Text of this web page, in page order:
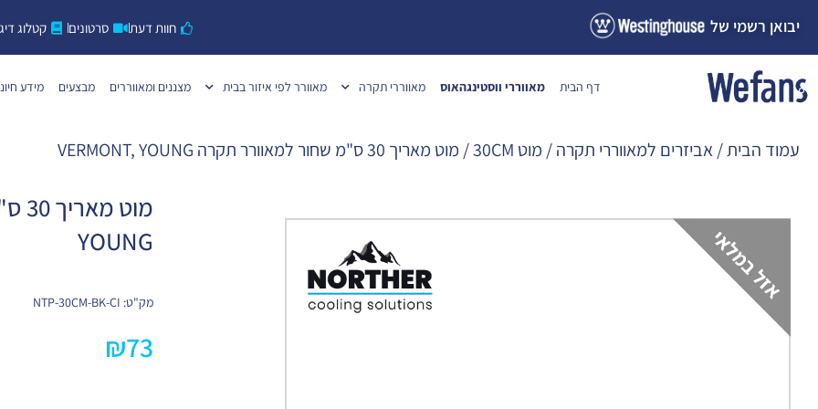
לתוכן
יבואן רשמי של חוות דעת סרטונים קטלוג
דף הבית מאווררי ווסטינגהאוס מאווררי תקרה מאוורר לפי איזור בבית מצננים ומאווררים מבצעים מידע
עמוד הבית/אביזרים למאווררי תקרה/ מוט 30CM / מוט מאריך 30 ס"מ שחור למאוורר תקרה VERMONT, YOUNG
YOUNG
מק"ט: NTP-30CM-BK-CI
₪73